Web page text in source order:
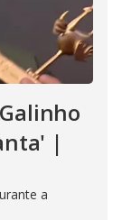
|
a